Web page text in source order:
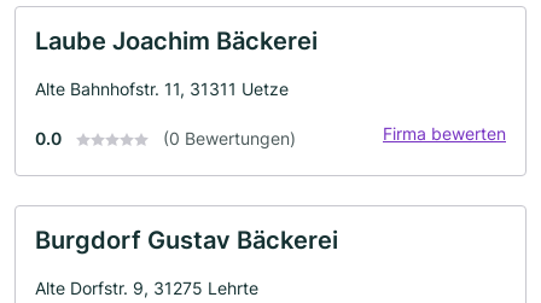
Laube Joachim Bäckerei
Alte Bahnhofstr. 11, 31311 Uetze
0.0 (0 Bewertungen) Firma bewerten
Burgdorf Gustav Bäckerei
Alte Dorfstr. 9, 31275 Lehrte